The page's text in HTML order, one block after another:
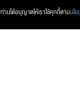
านได้อนุญาตให้เราใช้คุกกี้ตามนโ